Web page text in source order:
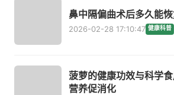
鼻中隔偏曲术后多久能
2026-02-28 17:10:47 健康科普
菠萝的健康功效与科学
营养促消化